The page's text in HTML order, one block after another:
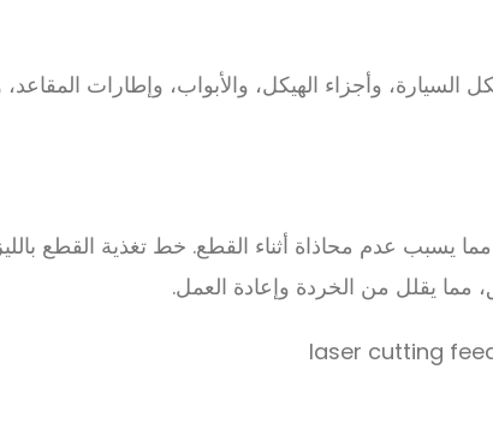
وأجزاء الهيكل، والأبواب، وإطارات المقاعد،
يسبب عدم محاذاة أثناء القطع. خط تغذية القطع
يقلل من الخردة وإعادة العمل.